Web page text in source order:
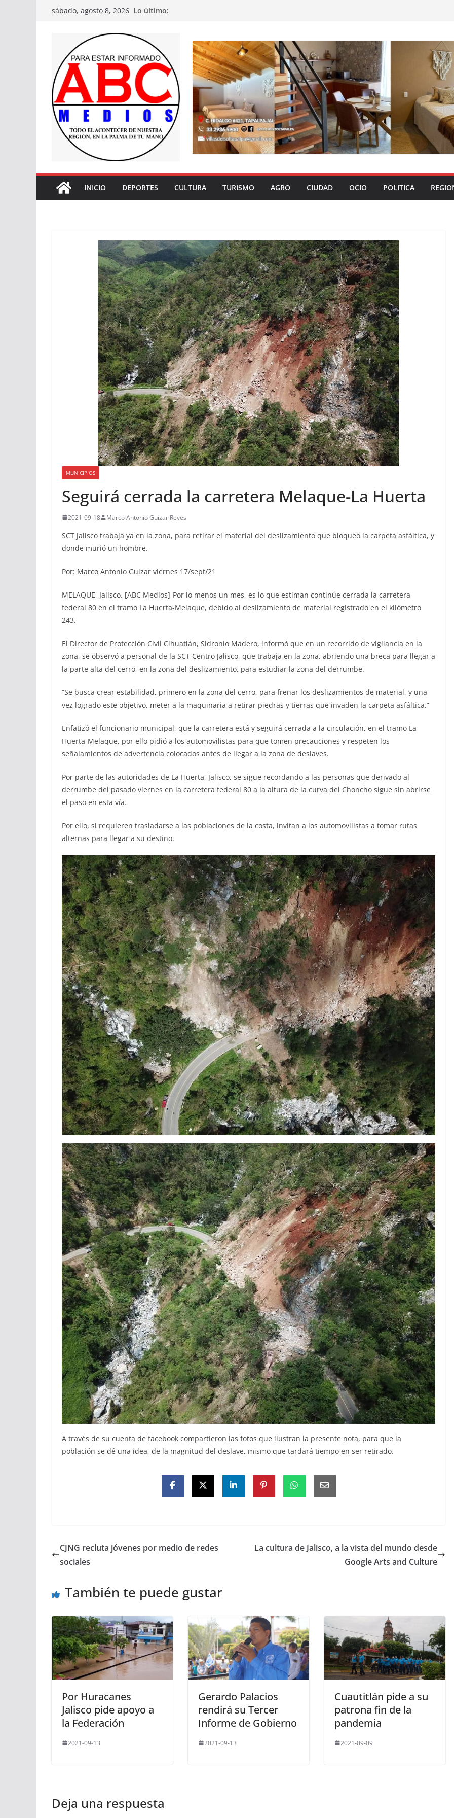
Saltarsábado, agosto 8, 2026 Lo último:
INICIO DEPORTES CULTURA TURISMO AGRO CIUDAD OCIO POLITICA
MUNICIPIOS
Seguirá cerrada la carretera Melaque-La Huerta
2021-09-18 Marco Antonio Guizar Reyes
SCT Jalisco trabaja ya en la zona, para retirar el material del deslizamiento que bloqueo la carpeta asfáltica, y
donde murió un hombre.
Por: Marco Antonio Guízar viernes 17/sept/21
MELAQUE, Jalisco. [ABC Medios]-Por lo menos un mes, es lo que estiman continúe cerrada la carretera
federal 80 en el tramo La Huerta-Melaque, debido al deslizamiento de material registrado en el kilómetro
243.
El Director de Protección Civil Cihuatlán, Sidronio Madero, informó que en un recorrido de vigilancia en la
zona, se observó a personal de la SCT Centro Jalisco, que trabaja en la zona, abriendo una breca para llegar a
la parte alta del cerro, en la zona del deslizamiento, para estudiar la zona del derrumbe.
“Se busca crear estabilidad, primero en la zona del cerro, para frenar los deslizamientos de material, y una
vez logrado este objetivo, meter a la maquinaria a retirar piedras y tierras que invaden la carpeta asfáltica.”
Enfatizó el funcionario municipal, que la carretera está y seguirá cerrada a la circulación, en el tramo La
Huerta-Melaque, por ello pidió a los automovilistas para que tomen precauciones y respeten los
señalamientos de advertencia colocados antes de llegar a la zona de deslaves.
Por parte de las autoridades de La Huerta, Jalisco, se sigue recordando a las personas que derivado al
derrumbe del pasado viernes en la carretera federal 80 a la altura de la curva del Choncho sigue sin abrirse
el paso en esta vía.
Por ello, si requieren trasladarse a las poblaciones de la costa, invitan a los automovilistas a tomar rutas
alternas para llegar a su destino.
A través de su cuenta de facebook compartieron las fotos que ilustran la presente nota, para que la
población se dé una idea, de la magnitud del deslave, mismo que tardará tiempo en ser retirado.
CJNG recluta jóvenes por medio de redes
sociales
La cultura de Jalisco, a la vista del mundo desde
Google Arts and Culture
También te puede gustar
Por Huracanes
Jalisco pide apoyo a
la Federación
2021-09-13
Gerardo Palacios
rendirá su Tercer
Informe de Gobierno
2021-09-13
Cuautitlán pide a su
patrona fin de la
pandemia
2021-09-09
Deja una respuesta